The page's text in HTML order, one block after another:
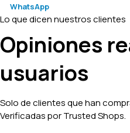
WhatsApp
Lo que dicen nuestros clientes
Opiniones
usuarios
Solo de clientes que han
Verificadas por Trusted Shops.